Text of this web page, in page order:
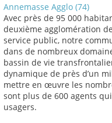
Annemasse Agglo (74)
Avec près de 95 000
deuxième agglomération
service public, notre
dans de nombreux
bassin de vie
dynamique de près d’un
mettre en œuvre les
sont plus de 600 agents
usagers.